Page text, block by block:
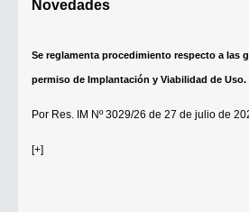
Novedades
Se reglamenta procedimiento respecto a las
permiso de Implantación y Viabilidad de Uso.
Por Res. IM Nº 3029/26 de 27 de julio de
[+]